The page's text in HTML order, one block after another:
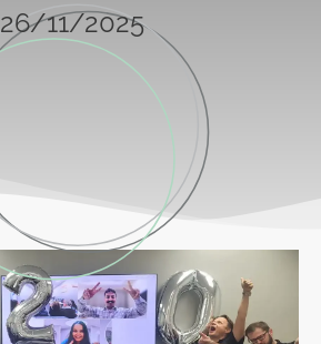
26/11/2025